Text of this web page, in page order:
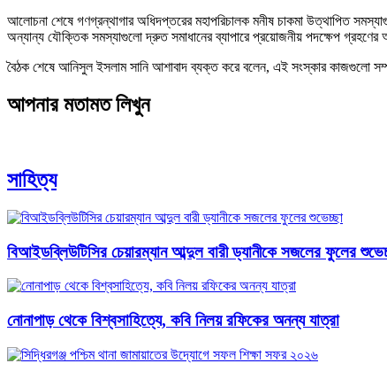
​আলোচনা শেষে গণগ্রন্থাগার অধিদপ্তরের মহাপরিচালক মনীষ চাকমা উত্থাপিত
অন্যান্য যৌক্তিক সমস্যাগুলো দ্রুত সমাধানের ব্যাপারে প্রয়োজনীয় পদক্ষেপ গ্রহণের
​বৈঠক শেষে আনিসুল ইসলাম সানি আশাবাদ ব্যক্ত করে বলেন, এই সংস্কার কাজগুলো
আপনার মতামত লিখুন
সাহিত্য
বিআইডব্লিউটিসির চেয়ারম্যান আব্দুল বারী ড্যানীকে সজলের ফুলের
নোনাপাড় থেকে বিশ্বসাহিত্যে, কবি নিলয় রফিকের অনন্য যাত্রা